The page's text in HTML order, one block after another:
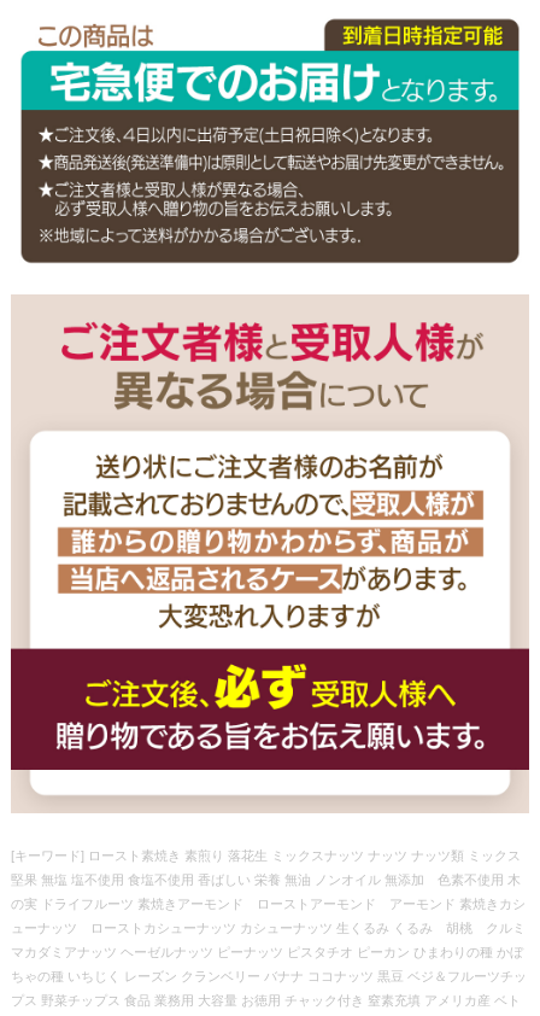
[キーワード] ロースト素焼き 素煎り 落花生 ミックスナッツ ナッツ ナッツ類 ミックス
堅果 無塩 塩不使用 食塩不使用 香ばしい 栄養 無油 ノンオイル 無添加 色素不使用 木
の実 ドライフルーツ 素焼きアーモンド ローストアーモンド アーモンド 素焼きカシ
ューナッツ ローストカシューナッツ カシューナッツ 生くるみ くるみ 胡桃 クルミ
マカダミアナッツ ヘーゼルナッツ ピーナッツ ピスタチオ ピーカン ひまわりの種 かぼ
ちゃの種 いちじく レーズン クランベリー バナナ ココナッツ 黒豆 ベジ＆フルーツチッ
プス 野菜チップス 食品 業務用 大容量 お徳用 チャック付き 窒素充填 アメリカ産 ベト